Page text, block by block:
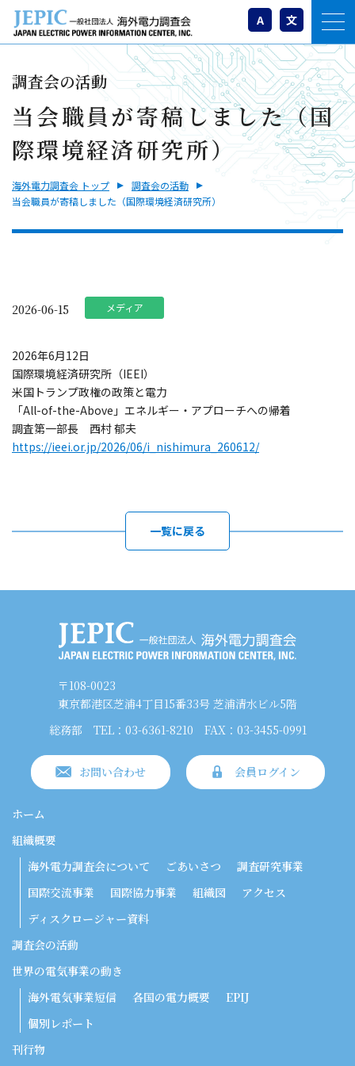
A 文
調査会の活動
当会職員が寄稿しました（国
際環境経済研究所）
海外電力調査会 トップ
調査会の活動
当会職員が寄稿しました（国際環境経済研究所）
2026-06-15 メディア
2026年6月12日
国際環境経済研究所（IEEI）
米国トランプ政権の政策と電力
「All-of-the-Above」エネルギー・アプローチへの帰着
調査第一部長 西村 郁夫
https://ieei.or.jp/2026/06/i_nishimura_260612/
一覧に戻る
〒108-0023
東京都港区芝浦4丁目15番33号 芝浦清水ビル5階
総務部
TEL：03-6361-8210 FAX：03-3455-0991
お問い合わせ 会員ログイン
ホーム
組織概要
海外電力調査会について
ごあいさつ
調査研究事業
国際交流事業
国際協力事業 組織図
アクセス
ディスクロージャー資料
調査会の活動
世界の電気事業の動き
海外電気事業短信
各国の電力概要
EPIJ
個別レポート
刊行物